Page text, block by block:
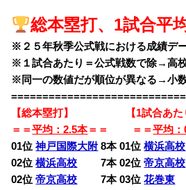
総本塁打、1試合平
※２５年秋季公式戦における成績デ
※１試合あたり＝公式戦数で除→高
※同一の数値だが順位が異なる→小
【総本塁打】 【1試合あたり
＝＝平均：2.5本＝＝ ＝＝平均
01位神戸国際大附 8本 01位横浜高校
02位横浜高校 7本 02位帝京高校
02位帝京高校 7本 03位花巻東